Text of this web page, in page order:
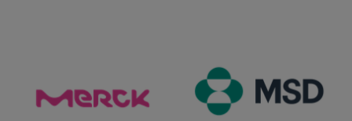
Besondere Hinweise/ Warnhinweise
Inhalt noch in Bearbeitung